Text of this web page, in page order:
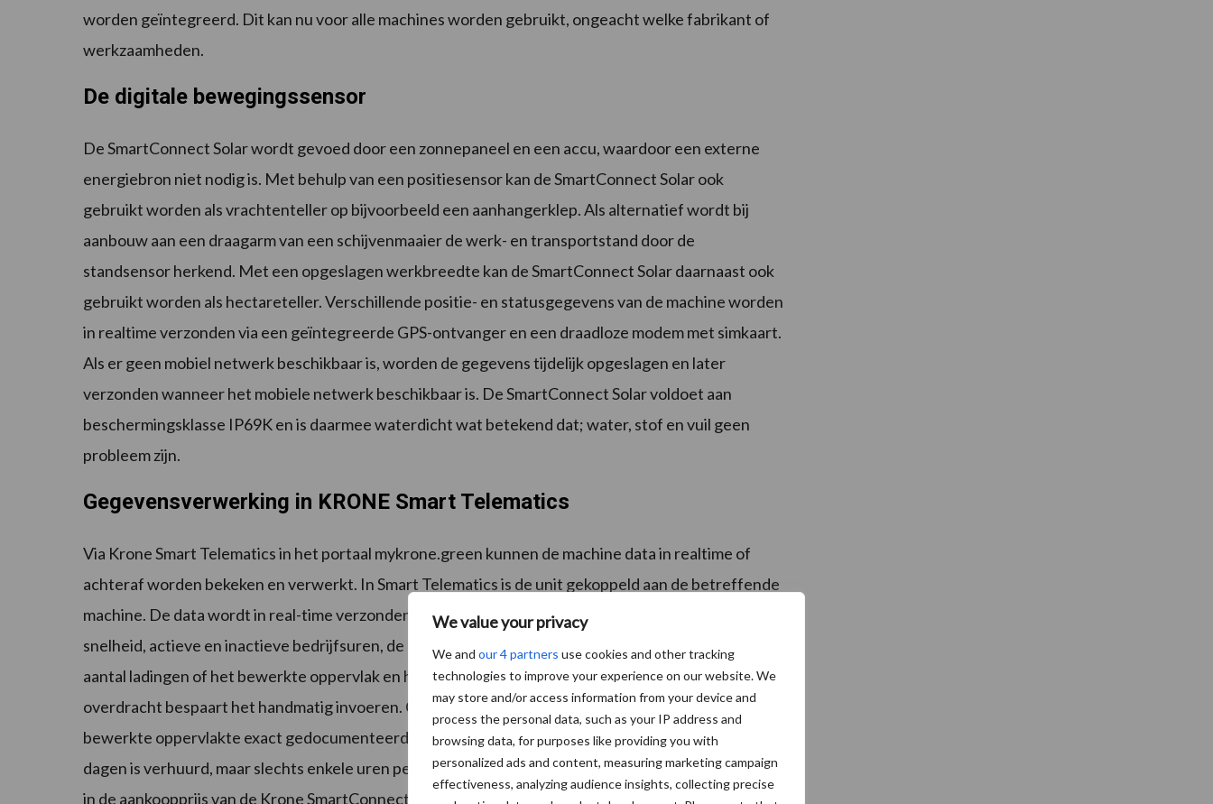
We value your privacy
We and our 4 partners use cookies and other tracking
technologies to improve your experience on our website. We
may store and/or access information from your device and
process the personal data, such as your IP address and
browsing data, for purposes like providing you with
personalized ads and content, measuring marketing campaign
effectiveness, analyzing audience insights, collecting precise
worden geïntegreerd. Dit kan nu voor alle machines worden gebruikt, ongeacht welke fabrikant of
werkzaamheden.
De digitale bewegingssensor
De SmartConnect Solar wordt gevoed door een zonnepaneel en een accu, waardoor een externe
energiebron niet nodig is. Met behulp van een positiesensor kan de SmartConnect Solar ook
gebruikt worden als vrachtenteller op bijvoorbeeld een aanhangerklep. Als alternatief wordt bij
aanbouw aan een draagarm van een schijvenmaaier de werk- en transportstand door de
standsensor herkend. Met een opgeslagen werkbreedte kan de SmartConnect Solar daarnaast ook
gebruikt worden als hectareteller. Verschillende positie- en statusgegevens van de machine worden
in realtime verzonden via een geïntegreerde GPS-ontvanger en een draadloze modem met simkaart.
Als er geen mobiel netwerk beschikbaar is, worden de gegevens tijdelijk opgeslagen en later
verzonden wanneer het mobiele netwerk beschikbaar is. De SmartConnect Solar voldoet aan
beschermingsklasse IP69K en is daarmee waterdicht wat betekend dat; water, stof en vuil geen
probleem zijn.
Gegevensverwerking in KRONE Smart Telematics
Via Krone Smart Telematics in het portaal mykrone.green kunnen de machine data in realtime of
achteraf worden bekeken en verwerkt. In Smart Telematics is de unit gekoppeld aan de betreffende
machine. De data wordt in real-time verzonden vanuit de SmartConnect Solar: de positie, de
snelheid, actieve en inactieve bedrijfsuren, de afgelegde afstand, de werk- en transportpositie, het
aantal ladingen of het bewerkte oppervlak en het laadniveau van de batterij . De automatische data
overdracht bespaart het handmatig invoeren. Op deze manier worden de arbeidsuren en de
bewerkte oppervlakte exact gedocumenteerd, zelfs als de machine bijvoorbeeld voor meerdere
dagen is verhuurd, maar slechts enkele uren per dag worden gebruikt. Alle kosten zijn al inbegrepen
in de aankoopprijs van de Krone SmartConnect Solar; Hieronder vallen onder andere de simkaart